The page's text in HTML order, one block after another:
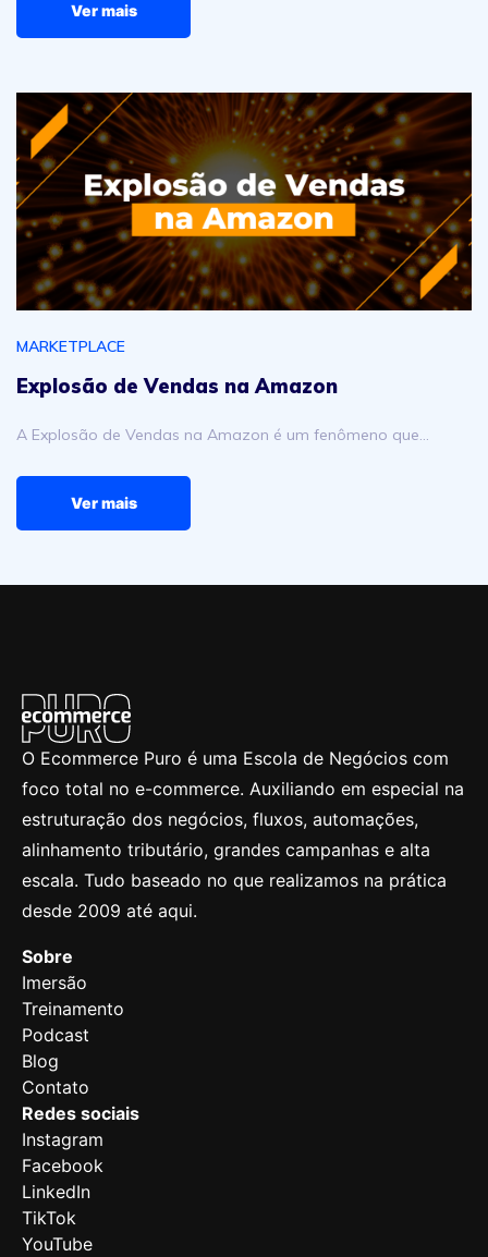
Ver mais
Explosão de Vendas na Amazon
MARKETPLACE
Explosão de Vendas na Amazon
A Explosão de Vendas na Amazon é um fenômeno que…
Ver mais
O Ecommerce Puro é uma Escola de Negócios com
foco total no e-commerce. Auxiliando em especial na
estruturação dos negócios, fluxos, automações,
alinhamento tributário, grandes campanhas e alta
escala. Tudo baseado no que realizamos na prática
desde 2009 até aqui.
Sobre
Imersão
Treinamento
Podcast
Blog
Contato
Redes sociais
Instagram
Facebook
LinkedIn
TikTok
YouTube